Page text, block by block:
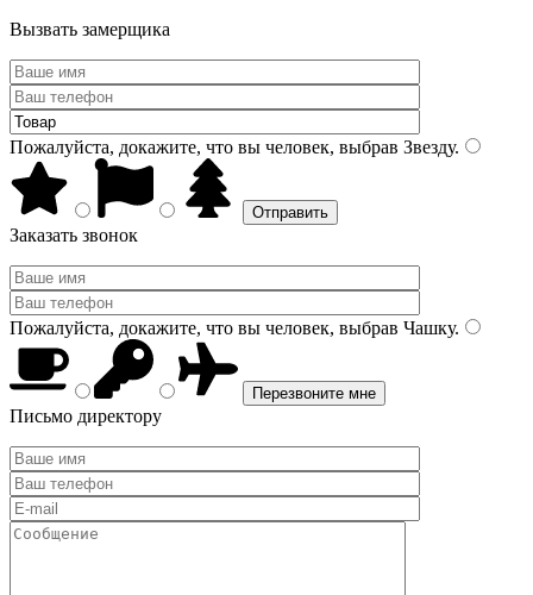
Вызвать замерщика
Пожалуйста, докажите, что вы человек, выбрав Звезду.
Заказать звонок
Пожалуйста, докажите, что вы человек, выбрав Чашку.
Письмо директору